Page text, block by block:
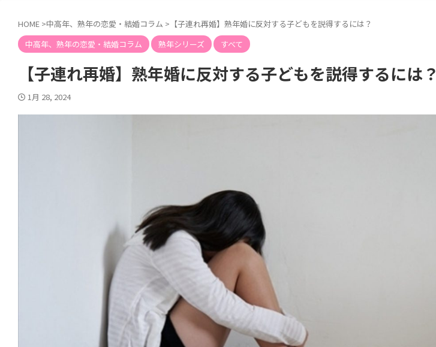
HOME >中高年、熟年の恋愛・結婚コラム > 【子連れ再婚】熟年婚に反対する子どもを説得するには？
中高年、熟年の恋愛・結婚コラム
熟年シリーズ すべて
【子連れ再婚】熟年婚に反対する子どもを説得するには？
1月 28, 2024